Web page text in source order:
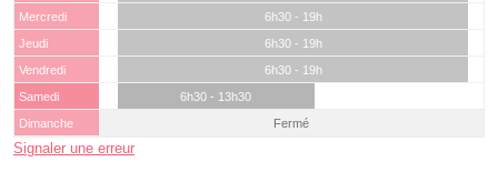
Mercredi
6h30 - 19h
Jeudi
6h30 - 19h
Vendredi
6h30 - 19h
Samedi
6h30 - 13h30
Dimanche
Fermé
Signaler une erreur